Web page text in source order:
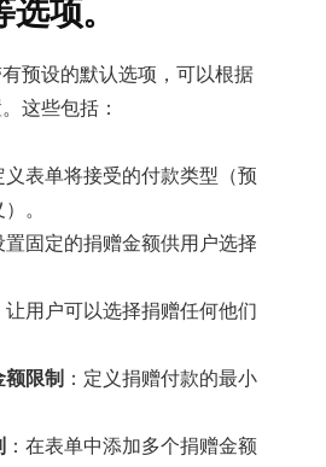
项。
预设的默认选项，可以根据
这些包括：
义表单将接受的付款类型（预
。
置固定的捐赠金额供用户选择
让用户可以选择捐赠任何他们
限制 ：定义捐赠付款的最小
：在表单中添加多个捐赠金额